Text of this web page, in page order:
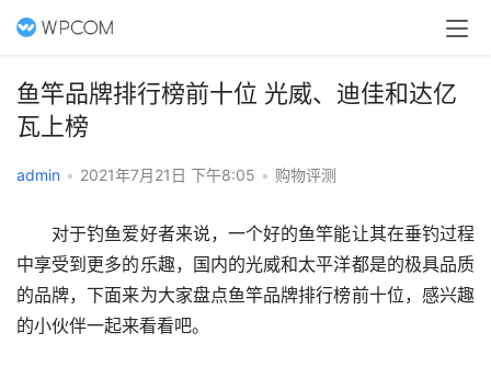
鱼竿品牌排行榜前十位 光威、迪佳和达亿
瓦上榜
admin • 2021年7月21日 下午8:05 • 购物评测
对于钓鱼爱好者来说，一个好的鱼竿能让其在垂钓过程
中享受到更多的乐趣，国内的光威和太平洋都是的极具品质
的品牌，下面来为大家盘点鱼竿品牌排行榜前十位，感兴趣
的小伙伴一起来看看吧。